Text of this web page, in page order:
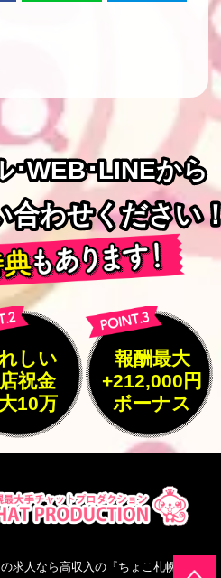
･WEB･LINEから
･WEB･LINEから
合わせください
合わせください
しい
祝金
10万
報酬最大
+212,000円
ボーナス
求人なら高収入の『ちょこ札幌』
All